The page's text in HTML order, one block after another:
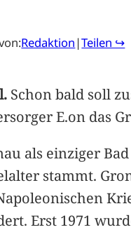
Redaktion |Teilen ↪
Schon bald soll
E.on das
als einziger
stammt.
Erst 1971